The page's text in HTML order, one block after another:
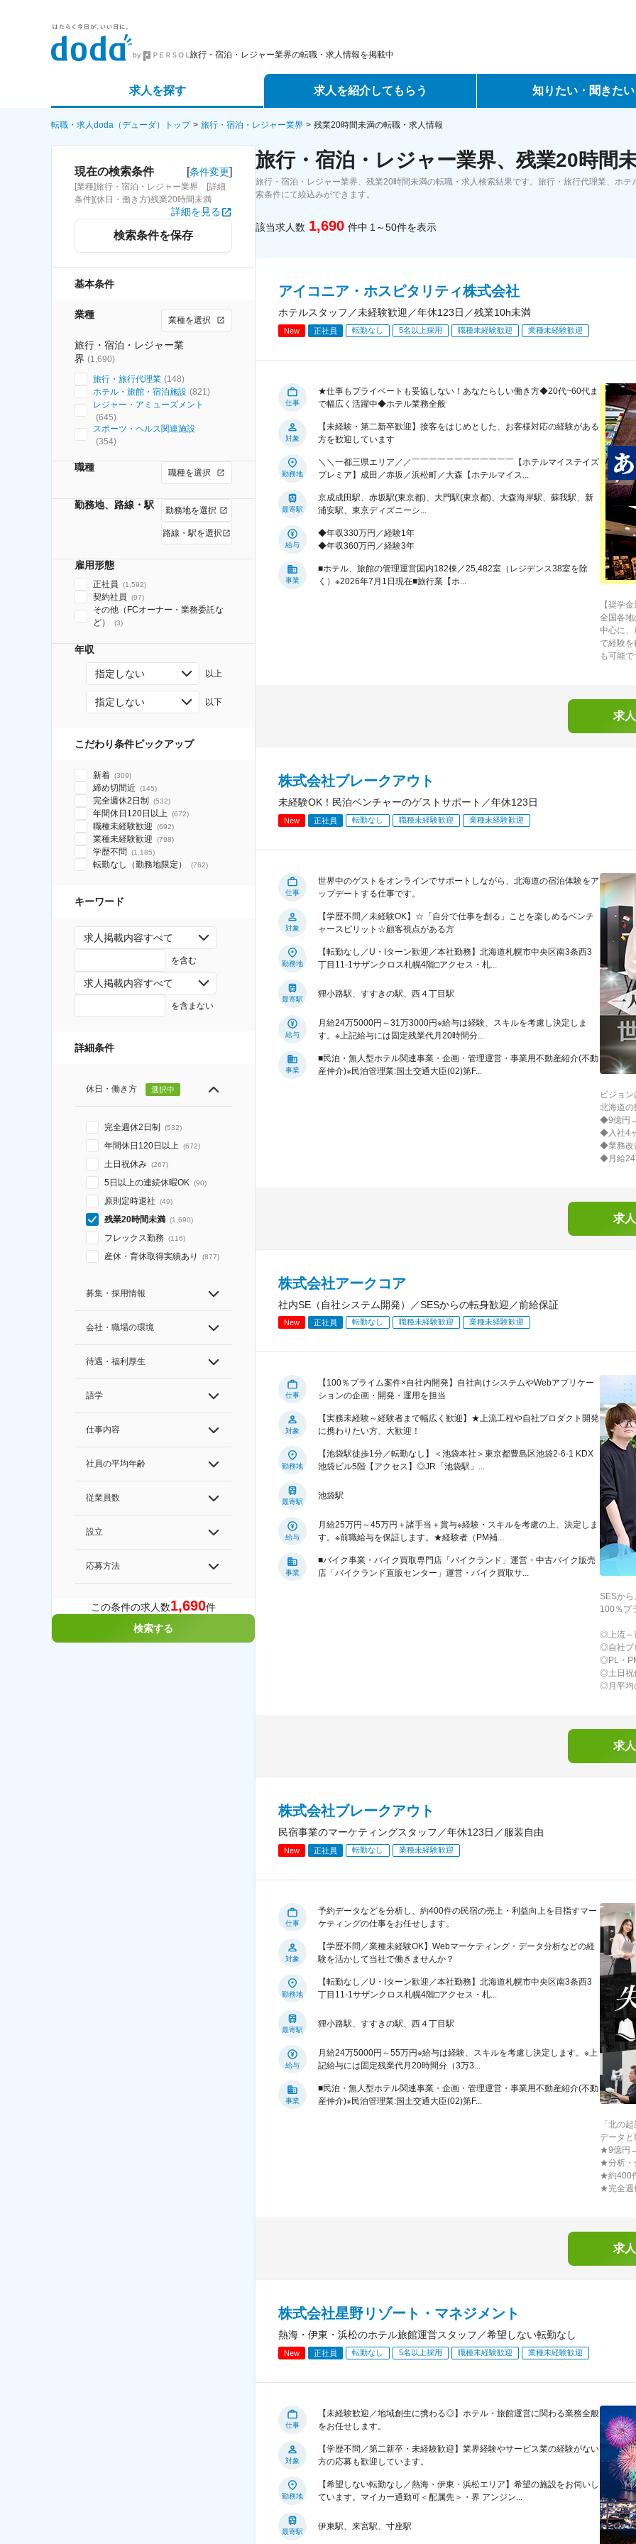
旅行・宿泊・レジャー業界の転職・求人情報を掲載中
求人を探す
詳細条件から探す
求人特集から探す
求人を紹介してもらう
エージェントサービス
スカウトサービス
パートナーエージェントサービス
知りたい・聞きたい
データで見る転職
転職・求人doda（デューダ）トップ 旅行・宿泊・レジャー業界 残業20時間未満の転職・求人情報
現在の検索条件 [条件変更]
[業種]旅行・宿泊・レジャー業界 [詳細
条件](休日・働き方)残業20時間未満
詳細を見る
検索条件を保存
基本条件
業種 業種を選択
旅行・宿泊・レジャー業
界 (1,690)
旅行・旅行代理業 (148)
ホテル・旅館・宿泊施設 (821)
レジャー・アミューズメント
(645)
スポーツ・ヘルス関連施設
(354)
職種 職種を選択
勤務地、路線・駅 勤務地を選択
路線・駅を選択
雇用形態
正社員 (1,592)
契約社員 (97)
その他（FCオーナー・業務委託な
ど）
(3)
年収
指定しない 以上
指定しない 以下
こだわり条件ピックアップ
新着 (309)
締め切間近 (145)
完全週休2日制 (532)
年間休日120日以上 (672)
職種未経験歓迎 (692)
業種未経験歓迎 (798)
学歴不問 (1,185)
転勤なし（勤務地限定） (762)
キーワード
求人掲載内容すべて
を含む
求人掲載内容すべて
を含まない
詳細条件
休日・働き方 選択中
完全週休2日制 (532)
年間休日120日以上 (672)
土日祝休み (267)
5日以上の連続休暇OK (90)
原則定時退社 (49)
残業20時間未満 (1,690)
フレックス勤務 (116)
産休・育休取得実績あり (877)
募集・採用情報
会社・職場の環境
待遇・福利厚生
語学
仕事内容
社員の平均年齢
従業員数
設立
応募方法
この条件の求人数1,690件
検索する
旅行・宿泊・レジャー業界、残業20時間
旅行・宿泊・レジャー業界、残業20時間未満の転職・求人検索結果です。旅行・旅行代理業、ホ
索条件にて絞込みができます。
該当求人数 1,690 件中 1～50件を表示
アイコニア・ホスピタリティ株式会社
ホテルスタッフ／未経験歓迎／年休123日／残業10h未満
New 正社員 転勤なし 5名以上採用 職種未経験歓迎 業種未経験歓迎
仕事
★仕事もプライベートも妥協しない！あなたらしい働き方◆20代~60代ま
で幅広く活躍中◆ホテル業務全般
対象
【未経験・第二新卒歓迎】接客をはじめとした、お客様対応の経験がある
方を歓迎しています
勤務地
＼＼一都三県エリア／／￣￣￣￣￣￣￣￣￣￣￣￣【ホテルマイステイズ
プレミア】成田／赤坂／浜松町／大森【ホテルマイス...
最寄駅
京成成田駅、赤坂駅(東京都)、大門駅(東京都)、大森海岸駅、蘇我駅、新
浦安駅、東京ディズニーシ...
給与
◆年収330万円／経験1年
◆年収360万円／経験3年
事業
■ホテル、旅館の管理運営国内182棟／25,482室（レジデンス38室を除
く）※2026年7月1日現在■旅行業【ホ...
【奨学
全国各
中心に、
で経験
も可能
求
株式会社ブレークアウト
未経験OK！民泊ベンチャーのゲストサポート／年休123日
New 正社員 転勤なし 職種未経験歓迎 業種未経験歓迎
仕事
世界中のゲストをオンラインでサポートしながら、北海道の宿泊体験をア
ップデートする仕事です。
対象
【学歴不問／未経験OK】☆「自分で仕事を創る」ことを楽しめるベンチ
ャースピリット☆顧客視点がある方
勤務地
【転勤なし／U・Iターン歓迎／本社勤務】北海道札幌市中央区南3条西3
丁目11-1サザンクロス札幌4階□アクセス・札...
最寄駅
狸小路駅、すすきの駅、西４丁目駅
給与
月給24万5000円～31万3000円※給与は経験、スキルを考慮し決定しま
す。※上記給与には固定残業代月20時間分...
事業
■民泊・無人型ホテル関連事業・企画・管理運営・事業用不動産紹介(不動
産仲介)※民泊管理業:国土交通大臣(02)第F...
ビジョ
北海道の
◆9億円
◆入社4
◆業務改
◆月給24
求
株式会社アークコア
社内SE（自社システム開発）／SESからの転身歓迎／前給保証
New 正社員 転勤なし 職種未経験歓迎 業種未経験歓迎
仕事
【100％プライム案件×自社内開発】自社向けシステムやWebアプリケー
ションの企画・開発・運用を担当
対象
【実務未経験～経験者まで幅広く歓迎】★上流工程や自社プロダクト開発
に携わりたい方、大歓迎！
勤務地
【池袋駅徒歩1分／転勤なし】＜池袋本社＞東京都豊島区池袋2-6-1 KDX
池袋ビル5階【アクセス】◎JR「池袋駅」...
最寄駅
池袋駅
給与
月給25万円～45万円＋諸手当＋賞与※経験・スキルを考慮の上、決定しま
す。※前職給与を保証します。★経験者（PM補...
事業
■バイク事業・バイク買取専門店「バイクランド」運営・中古バイク販売
店「バイクランド直販センター」運営・バイク買取サ...
SESから
100％プ
◎上流～
◎自社プ
◎PL・
◎土日祝
◎月平均
求
株式会社ブレークアウト
民宿事業のマーケティングスタッフ／年休123日／服装自由
New 正社員 転勤なし 業種未経験歓迎
仕事
予約データなどを分析し、約400件の民宿の売上・利益向上を目指すマー
ケティングの仕事をお任せします。
対象
【学歴不問／業種未経験OK】Webマーケティング・データ分析などの経
験を活かして当社で働きませんか？
勤務地
【転勤なし／U・Iターン歓迎／本社勤務】北海道札幌市中央区南3条西3
丁目11-1サザンクロス札幌4階□アクセス・札...
最寄駅
狸小路駅、すすきの駅、西４丁目駅
給与
月給24万5000円～55万円※給与は経験、スキルを考慮し決定します。※上
記給与には固定残業代月20時間分（3万3...
事業
■民泊・無人型ホテル関連事業・企画・管理運営・事業用不動産紹介(不動
産仲介)※民泊管理業:国土交通大臣(02)第F...
「北の
データと
★9億円
★分析・
★約400
★完全週
求
株式会社星野リゾート・マネジメント
熱海・伊東・浜松のホテル旅館運営スタッフ／希望しない転勤なし
New 正社員 転勤なし 5名以上採用 職種未経験歓迎 業種未経験歓迎
仕事
【未経験歓迎／地域創生に携わる◎】ホテル・旅館運営に関わる業務全般
をお任せします。
対象
【学歴不問／第二新卒・未経験歓迎】業界経験やサービス業の経験がない
方の応募も歓迎しています。
勤務地
【希望しない転勤なし／熱海・伊東・浜松エリア】希望の施設をお伺いし
ています。マイカー通勤可＜配属先＞・界 アンジン...
最寄駅
伊東駅、来宮駅、寸座駅